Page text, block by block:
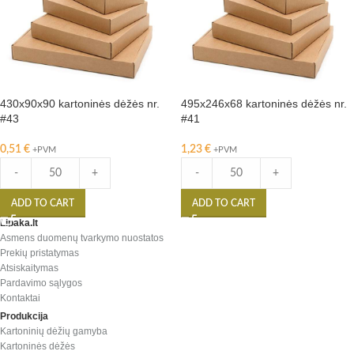
430x90x90 kartoninės dėžės nr.
#43
0,51 € +PVM
- +
ADD TO CART
495x246x68 kartoninės dėžės nr.
#41
1,23 € +PVM
- +
ADD TO CART
Lipaka.lt
Asmens duomenų tvarkymo nuostatos
Prekių pristatymas
Atsiskaitymas
Pardavimo sąlygos
Kontaktai
Produkcija
Kartoninių dėžių gamyba
Kartoninės dėžės